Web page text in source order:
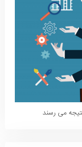
می رسند